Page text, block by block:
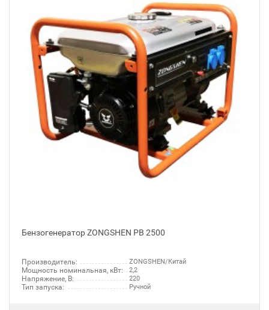
Бензогенератор ZONGSHEN PB 2500
Производитель: ZONGSHEN/Китай
Мощность номинальная, кВт: 2,2
Напряжение, В: 220
Тип запуска: Ручной